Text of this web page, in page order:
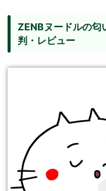
ZENBヌードルの匂
判・レビュー